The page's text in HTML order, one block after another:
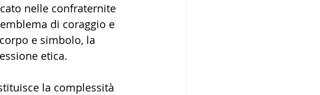
nelle confraternite
di coraggio e
e simbolo, la
etica.
la complessità